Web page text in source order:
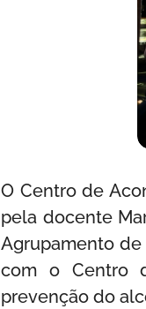
O Centro de
pela docente
Agrupamento
com o Centro
prevenção do